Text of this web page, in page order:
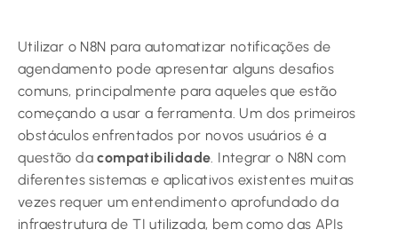
Utilizar o N8N para automatizar notificações de
agendamento pode apresentar alguns desafios
comuns, principalmente para aqueles que estão
começando a usar a ferramenta. Um dos primeiros
obstáculos enfrentados por novos usuários é a
questão dacompatibilidade. Integrar o N8N com
diferentes sistemas e aplicativos existentes muitas
vezes requer um entendimento aprofundado da
infraestrutura de TI utilizada, bem como das APIs